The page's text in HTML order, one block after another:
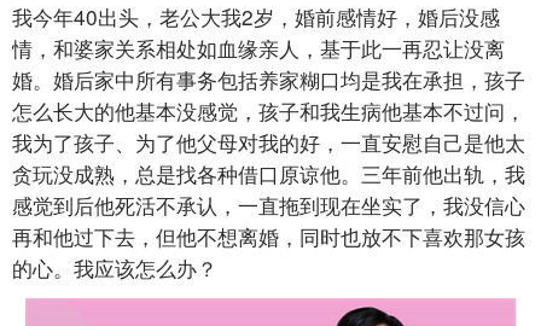
我今年40出头，老公大我2岁，婚前感情好，婚后没感
情，和婆家关系相处如血缘亲人，基于此一再忍让没离
婚。婚后家中所有事务包括养家糊口均是我在承担，孩子
怎么长大的他基本没感觉，孩子和我生病他基本不过问，
我为了孩子、为了他父母对我的好，一直安慰自己是他太
贪玩没成熟，总是找各种借口原谅他。三年前他出轨，我
感觉到后他死活不承认，一直拖到现在坐实了，我没信心
再和他过下去，但他不想离婚，同时也放不下喜欢那女孩
的心。我应该怎么办？